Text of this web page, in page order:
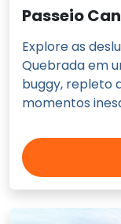
Passeio
Explore as
Quebrada em
buggy, repleto
momentos